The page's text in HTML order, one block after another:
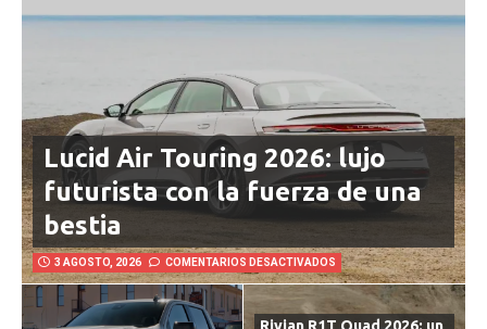
Lucid Air Touring 2026: lujo
futurista con la fuerza de una
bestia
3 AGOSTO, 2026 COMENTARIOS DESACTIVADOS